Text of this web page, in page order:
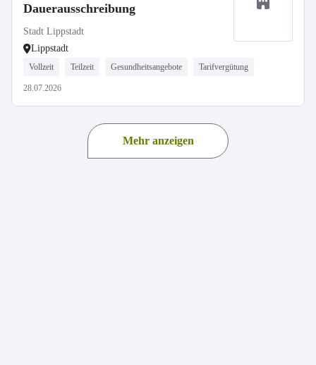
Dauerausschreibung
Stadt Lippstadt
Lippstadt
Vollzeit Teilzeit Gesundheitsangebote Tarifvergütung
28.07.2026
Mehr anzeigen